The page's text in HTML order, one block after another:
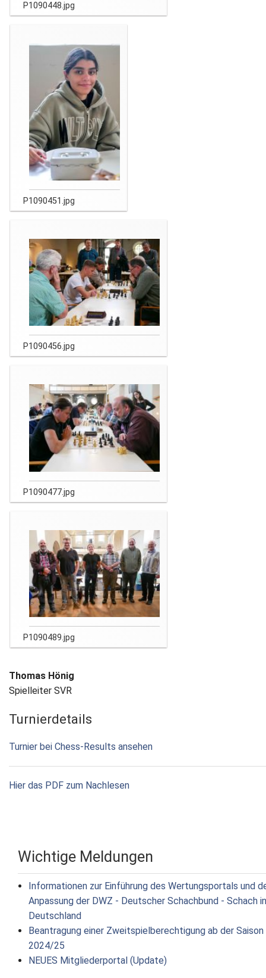
P1090448.jpg
P1090451.jpg
P1090456.jpg
P1090477.jpg
P1090489.jpg
Thomas Hönig
Spielleiter SVR
Turnierdetails
Turnier bei Chess-Results ansehen
Hier das PDF zum Nachlesen
Wichtige Meldungen
Informationen zur Einführung des Wertungsportals und
Anpassung der DWZ - Deutscher Schachbund - Schach in
Deutschland
Beantragung einer Zweitspielberechtigung ab der Saison
2024/25
NEUES Mitgliederportal (Update)